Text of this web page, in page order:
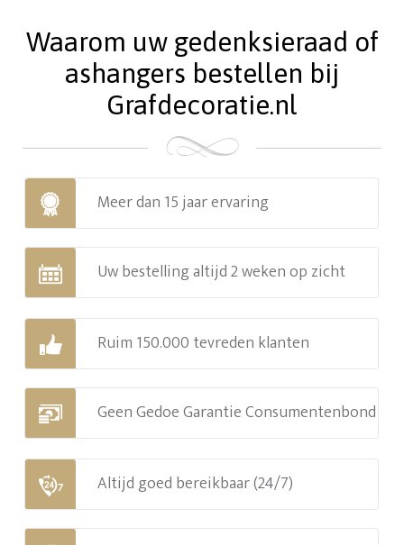
Waarom uw gedenksieraad of
ashangers bestellen bij
Grafdecoratie.nl
Meer dan 15 jaar ervaring
Uw bestelling altijd 2 weken op zicht
Ruim 150.000 tevreden klanten
Geen Gedoe Garantie Consumentenbond
Altijd goed bereikbaar (24/7)